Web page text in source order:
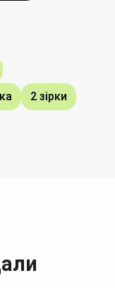
2 зірки